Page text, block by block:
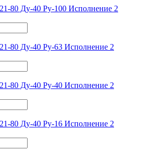
80 Ду-40 Ру-100 Исполнение 2
80 Ду-40 Ру-63 Исполнение 2
80 Ду-40 Ру-40 Исполнение 2
80 Ду-40 Ру-16 Исполнение 2